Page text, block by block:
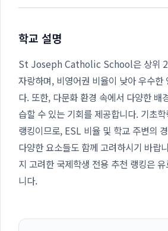
학교 설명
St Joseph Catholic School은 상위
자랑하며, 비영어권 비율이 낮아 우수한
다. 또한, 다문화 환경 속에서 다양한 배
습할 수 있는 기회를 제공합니다. 기초
랭킹이므로, ESL 비율 및 학교 주변의
다양한 요소들도 함께 고려하시기 바랍
지 고려한 국제학생 전용 추천 랭킹은
니다.